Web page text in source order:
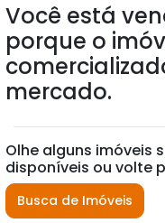
Você está
porque o
mercado.
Olhe alguns imóveis
disponíveis ou volte
Busca de Imóveis